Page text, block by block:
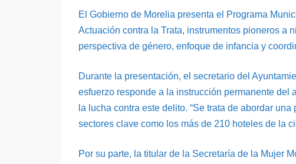
El Gobierno de Morelia presenta el Programa
Actuación contra la Trata, instrumentos pioneros a
perspectiva de género, enfoque de infancia y
Durante la presentación, el secretario del
esfuerzo responde a la instrucción permanente del
la lucha contra este delito. “Se trata de abordar
sectores clave como los más de 210 hoteles de la
Por su parte, la titular de la Secretaría de la Mujer